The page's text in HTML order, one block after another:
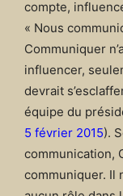
compte,
« Nous
Communiquer
influencer,
devrait
équipe du
5 février 2015).
communication,
communiquer. Il